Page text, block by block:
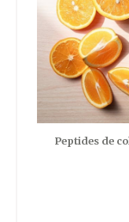
Peptides de